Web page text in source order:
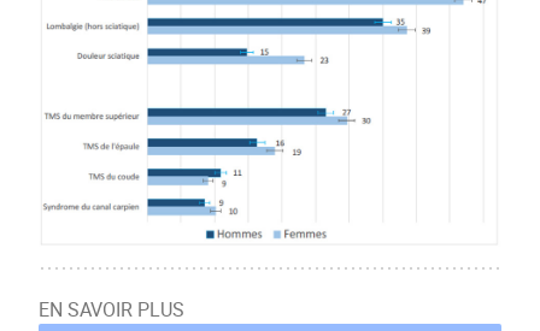
EN SAVOIR PLUS